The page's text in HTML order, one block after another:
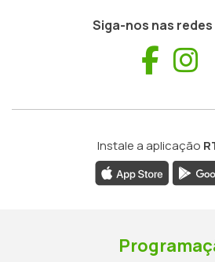
Siga-nos nas
Instale a aplicação